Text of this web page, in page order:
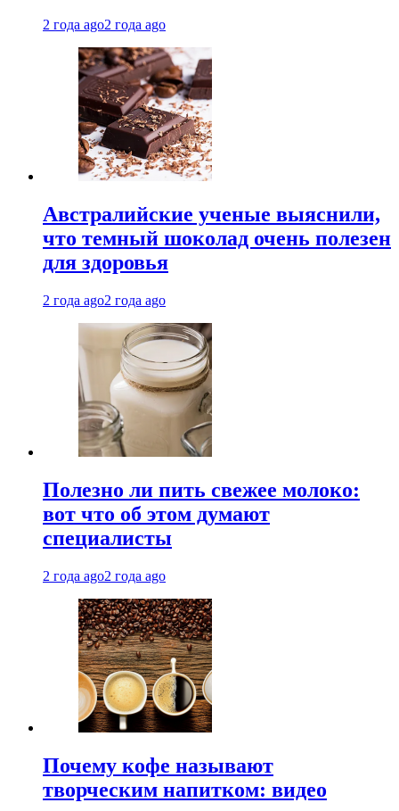
2 года ago2 года ago
Австралийские ученые выяснили,
что темный шоколад очень полезен
для здоровья
2 года ago2 года ago
Полезно ли пить свежее молоко:
вот что об этом думают
специалисты
2 года ago2 года ago
Почему кофе называют
творческим напитком: видео